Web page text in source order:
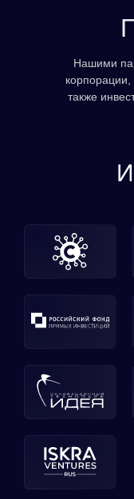
Нашими
также